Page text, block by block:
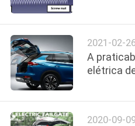
CONTROLE
DA
QUALIDADE
CONTACTE-
NOS
2021-02-
A
elétrica
2020-09-